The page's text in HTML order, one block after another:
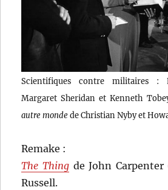
Scientifiques contre militaires :
Margaret Sheridan et Kenneth
autre mondede Christian Nyby et
Remake :
The Thingde John Carpenter
Russell.